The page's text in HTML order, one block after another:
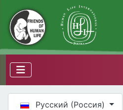
Русский (Россия)